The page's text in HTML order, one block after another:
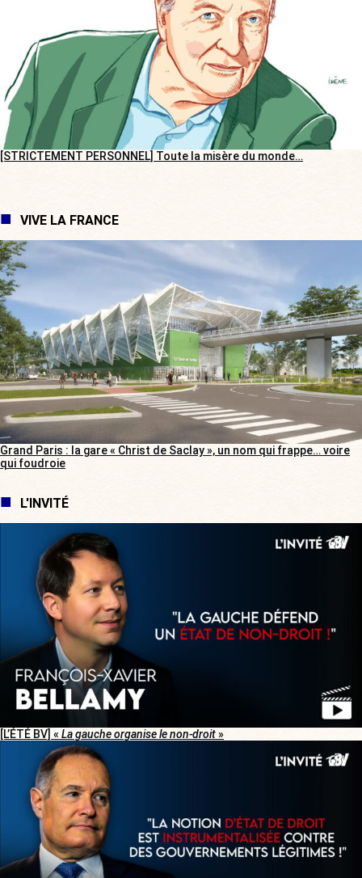
[STRICTEMENT PERSONNEL] Toute la misère du monde…
VIVE LA FRANCE
Grand Paris : la gare « Christ de Saclay », un nom qui frappe… voire
qui foudroie
L'INVITÉ
[L’ÉTÉ BV] « La gauche organise le non-droit»